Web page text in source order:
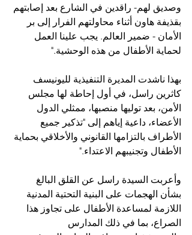
وصديق لهم- راقدين في الشارع بعد إصابتهم
بقذيفة هاون أثناء محاولتهم الفرار إلى بر
الأمان - ضمير العالم. يجب علينا العمل
لحماية الأطفال من هذه الوحشية."
بهذا ناشدت المديرة التنفيذية لليونيسف
كاثرين راسل، في أول إحاطة لها مجلس
الأمن، بعد توليها منصبها، ممثلي الدول
الأعضاء، داعية إياهم إلى "تذكير جميع
الأطراف بالتزامها القانوني والأخلاقي بحماية
الأطفال وتجنيبهم الاعتداء."
وأعربت السيدة راسل عن القلق البالغ
بشأن الهجمات على البنية التحتية المدنية
اللازمة لمساعدة الأطفال على تجاوز هذا
الصراع، بما في ذلك المدارس